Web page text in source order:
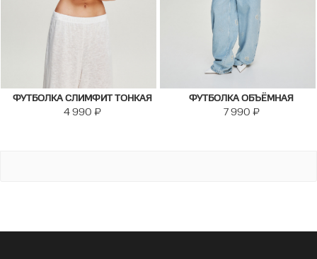
ФУТБОЛКА СЛИМФИТ ТОНКАЯ
4 990 ₽
ФУТБОЛКА ОБЪЁМНАЯ
7 990 ₽